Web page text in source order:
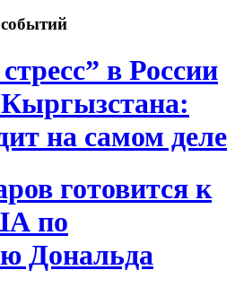
в России
на самом деле
готовится к
по
Дональда